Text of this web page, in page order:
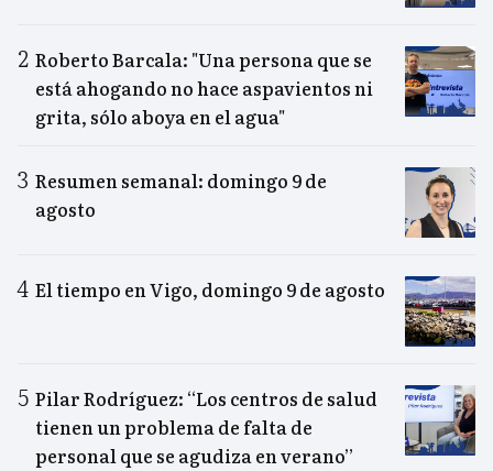
Roberto Barcala: "Una persona que se
está ahogando no hace aspavientos ni
grita, sólo aboya en el agua"
Resumen semanal: domingo 9 de
agosto
El tiempo en Vigo, domingo 9 de agosto
Pilar Rodríguez: “Los centros de salud
tienen un problema de falta de
personal que se agudiza en verano”